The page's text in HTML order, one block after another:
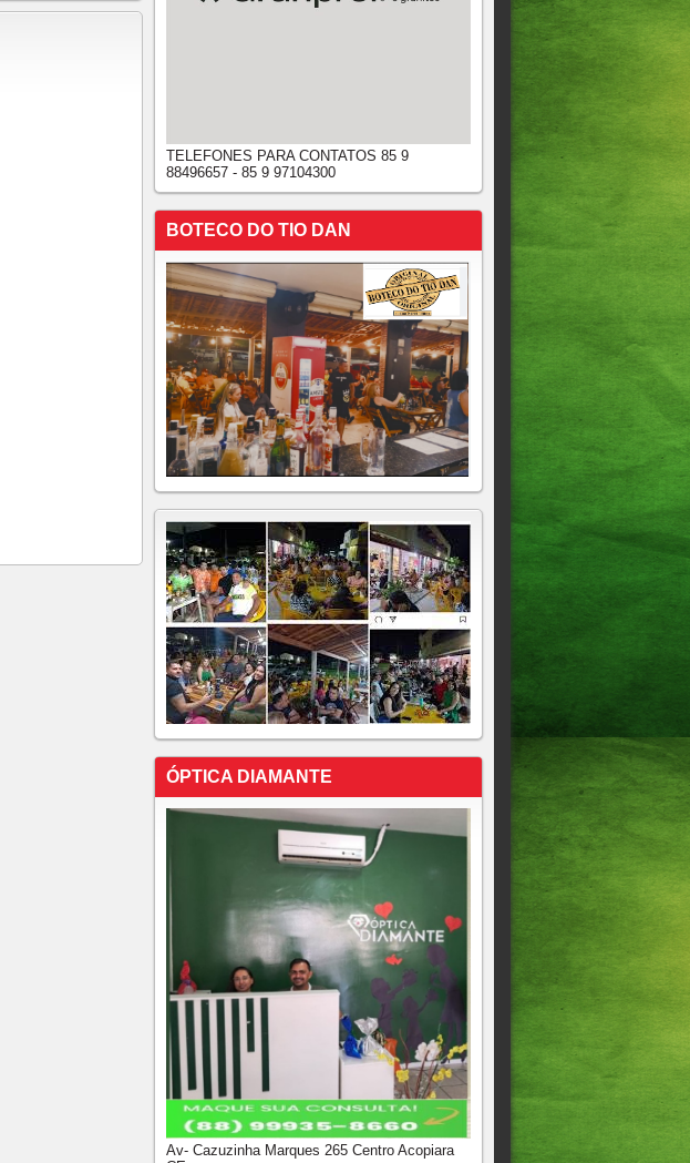
TELEFONES PARA CONTATOS 85 9
88496657 - 85 9 97104300
BOTECO DO TIO DAN
ÓPTICA DIAMANTE
Av- Cazuzinha Marques 265 Centro Acopiara